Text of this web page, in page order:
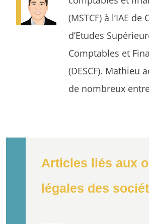
Articles liés aux
légales des
(MSTCF) à l’IAE de
d’Etudes
Comptables et
(DESCF). Mathieu
de nombreux